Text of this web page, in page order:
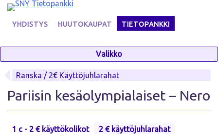
Skip
contentYHDISTYS HUUTOKAUPAT TIETOPANKKI
Valikko
Ranska / 2€ Käyttöjuhlarahat
Pariisin kesäolympialaiset – Nero
1 c - 2 € käyttökolikot 2 € käyttöjuhlarahat